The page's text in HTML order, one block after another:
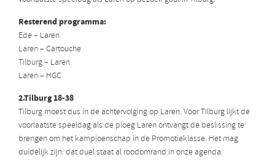
Resterend programma:
Ede – Laren
Laren – Cartouche
Tilburg – Laren
Laren – HGC
2.Tilburg 18-38
Tilburg moest dus in de achtervolging op Laren. Voor Tilburg lijkt de
voorlaatste speeldag als de ploeg Laren ontvangt de beslissing te
brengen om het kampioenschap in de Promotieklasse. Het mag
duidelijk zijn: dat duel staat al roodomrand in onze agenda.